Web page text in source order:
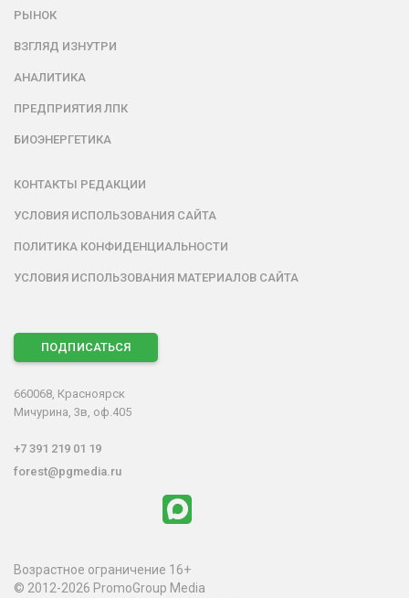
РЫНОК
ВЗГЛЯД ИЗНУТРИ
АНАЛИТИКА
ПРЕДПРИЯТИЯ ЛПК
БИОЭНЕРГЕТИКА
КОНТАКТЫ РЕДАКЦИИ
УСЛОВИЯ ИСПОЛЬЗОВАНИЯ САЙТА
ПОЛИТИКА КОНФИДЕНЦИАЛЬНОСТИ
УСЛОВИЯ ИСПОЛЬЗОВАНИЯ МАТЕРИАЛОВ САЙТА
ПОДПИСАТЬСЯ
660068, Красноярск
Мичурина, 3в, оф.405
+7 391 219 01 19
forest@pgmedia.ru
Возрастное ограничение 16+
© 2012-2026 PromoGroup Media